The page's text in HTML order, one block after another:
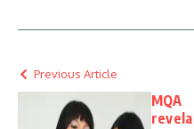
Previous Article
MQA
revela